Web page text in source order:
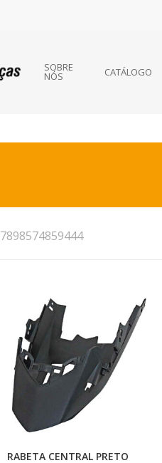
SOBRE
NÓS CATÁLOGO
7898574859444
Adicionar Ao Carrinho
RABETA CENTRAL PRETO